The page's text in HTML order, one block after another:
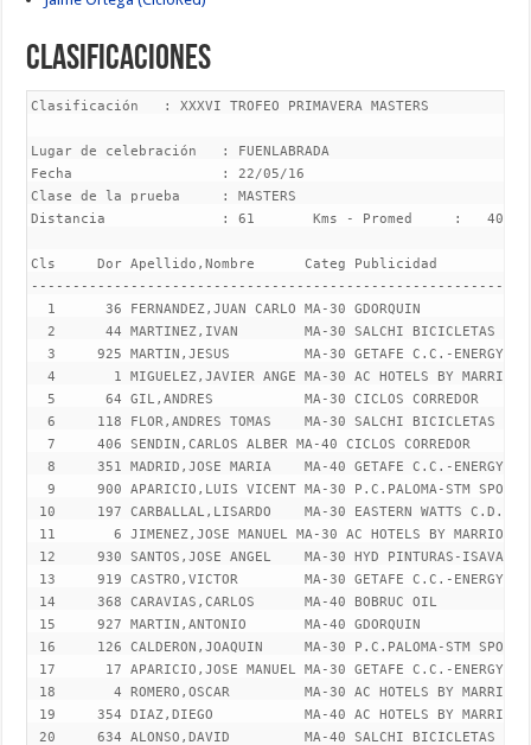
Clasificaciones
Clasificación   : XXXVI TROFEO PRIMAVERA MASTERS

Lugar de celebración   : FUENLABRADA
Fecha                  : 22/05/16
Clase de la prueba     : MASTERS
Distancia              : 61       Kms - Promed     :   40.37   Kms/h.

Cls     Dor Apellido,Nombre      Categ Publicidad                  Tiempos   Diferencia
----------------------------------------------------------------------------------------
  1      36 FERNANDEZ,JUAN CARLO MA-30 GDORQUIN                    01:30:40
  2      44 MARTINEZ,IVAN        MA-30 SALCHI BICICLETAS           01:31:00       20 seg.
  3     925 MARTIN,JESUS         MA-30 GETAFE C.C.-ENERGY BIKES    01:31:00       20 seg.
  4       1 MIGUELEZ,JAVIER ANGE MA-30 AC HOTELS BY MARRIOTT       01:31:00       20 seg.
  5      64 GIL,ANDRES           MA-30 CICLOS CORREDOR             01:31:00       20 seg.
  6     118 FLOR,ANDRES TOMAS    MA-30 SALCHI BICICLETAS           01:31:20       40 seg.
  7     406 SENDIN,CARLOS ALBER MA-40 CICLOS CORREDOR              01:31:20       40 seg.
  8     351 MADRID,JOSE MARIA    MA-40 GETAFE C.C.-ENERGY BIKES    01:31:20       40 seg.
  9     900 APARICIO,LUIS VICENT MA-30 P.C.PALOMA-STM SPORT-ULB    01:31:20       40 seg.
 10     197 CARBALLAL,LISARDO    MA-30 EASTERN WATTS C.D.E.        01:33:43     3:03 min.
 11       6 JIMENEZ,JOSE MANUEL MA-30 AC HOTELS BY MARRIOTT        01:33:43     3:03 min.
 12     930 SANTOS,JOSE ANGEL    MA-30 HYD PINTURAS-ISAVAL         01:33:43     3:03 min.
 13     919 CASTRO,VICTOR        MA-30 GETAFE C.C.-ENERGY BIKES    01:33:43     3:03 min.
 14     368 CARAVIAS,CARLOS      MA-40 BOBRUC OIL                  01:33:43     3:03 min.
 15     927 MARTIN,ANTONIO       MA-40 GDORQUIN                    01:33:43     3:03 min.
 16     126 CALDERON,JOAQUIN     MA-30 P.C.PALOMA-STM SPORT-ULB    01:33:43     3:03 min.
 17      17 APARICIO,JOSE MANUEL MA-30 GETAFE C.C.-ENERGY BIKES    01:33:43     3:03 min.
 18       4 ROMERO,OSCAR         MA-30 AC HOTELS BY MARRIOTT       01:33:43     3:03 min.
 19     354 DIAZ,DIEGO           MA-40 AC HOTELS BY MARRIOTT       01:33:43     3:03 min.
 20     634 ALONSO,DAVID         MA-40 SALCHI BICICLETAS           01:33:43     3:03 min.
 21      91 ZAMORANO,ALBERTO     MA-30 SALCHI BICICLETAS           01:33:43     3:03 min.
 22     907 PRIETO,JESUS         MA-40 GETAFE C.C.-ENERGY BIKES    01:33:43     3:03 min.
 23     140 GARCIA-ABAD,FERNANDO MA-30 CICLOS CORREDOR             01:33:43     3:03 min.
 24       9 AGUADO,JUAN          MA-30 AC HOTELS BY MARRIOTT       01:33:43     3:03 min.
 25     905 MONREAL,MARIO        MA-30 GETAFE C.C.-ENERGY BIKES    01:33:43     3:03 min.
 26     434 CERVANTES,MANUEL LUI MA-40 ESTEVE                      01:33:43     3:03 min.
 27     902 MERINO,JOSE ANTONIO MA-30 P.C.PALOMA-STM SPORT-ULB     01:33:43     3:03 min.
 28      80 PEREZ,DAVID          MA-30 CICLOS CORREDOR             01:33:43     3:03 min.
 29     353 MANRIQUE,ANGEL MANUE MA-40 AC HOTELS BY MARRIOTT       01:33:43     3:03 min.
 30      35 CAMPOS,MARIO         MA-30 GDORQUIN                    01:33:43     3:03 min.
 31     412 DEL PINO,EDUARDO     MA-40 FOROCICLISTA C.D.E.C.       01:33:43     3:03 min.
 32     512 SIMON,FRANCISCO JA   MA-40 BOADILLA C.C.               01:33:43     3:03 min.
 33     503 GARCIA,DAVID         MA-40 SALCHI BICICLETAS           01:33:43     3:03 min.
 34      18 GONZALEZ,ROBERTO     MA-30 GETAFE C.C.-ENERGY BIKES    01:33:43     3:03 min.
 35     178 NIETO,JESUS          MA-30 RIVAS C.C.                  01:33:43     3:03 min.
 36     202 TAMARAL,IVAN         MA-30 FOROCICLISTA C.D.E.C.       01:33:43     3:03 min.
 37     932 PEREZ,JAVIER         MA-30 JILTRES-DESGUACES LORENZO 01:33:43       3:03 min.
 38       7 GUTIERREZ,ALBERTO    MA-30 AC HOTELS BY MARRIOTT       01:33:43     3:03 min.
 39     425 MATEOS,STEPHANE      MA-40 CICLOS CORREDOR             01:33:43     3:03 min.
 40     906 FLORES,Alberto       MA-30 LICENCIA 1 DIA              01:33:43     3:03 min.
 41      10 CASADO,ALBERTO       MA-30 AC HOTELS BY MARRIOTT       01:33:43     3:03 min.
 42     393 BLAZQUEZ,CARLOS      MA-40 CICLOS CORREDOR             01:33:43     3:03 min.
 43     433 CERVANTES,FRANCISCO MA-40 ESTEVE                       01:33:43     3:03 min.
 44     426 PASTOR,JOSE AUGUSTO MA-40 FOROMTB CLUB DEPORTIVO       01:33:43     3:03 min.
 45     424 MUÑOZ,JUAN VICENTE   MA-40 CICLOS CORREDOR             01:33:43     3:03 min.
 46      39 FERNANDEZ,FRANCISCO MA-30 BOBRUC OIL                   01:33:43     3:03 min.
 47     901 MARTINEZ,ALVARO      MA-30 CICLISTA CORREDOR C.D.E.    01:33:43     3:03 min.
 48     499 DE LA FUENT,MIGUEL A MA-40 P.C.PALOMA-STM SPORT-ULB    01:33:43     3:03 min.
 49     437 GONZALEZ,MIGUEL BASI MA-40 ESTEVE                      01:33:43     3:03 min.
 50     926 VELASCO,EDUARDO      MA-30 53 X 13 C.D.C.C.            01:33:43     3:03 min.
 51      40 MORAL,MARCOS         MA-30 BOBRUC OIL                  01:34:06     3:26 min.
 52     128 MARTINEZ,JORGE       MA-30 P.C.PALOMA-STM SPORT-ULB    01:34:46     4:06 min.
 53     438 GARCIA,JUAN JOSE     MA-40 ESTEVE                      01:35:00     4:20 min.
 54     356 GASCON,DAMIAN        MA-40 GETAFE C.C.-ENERGY BIKES    01:35:00     4:20 min.
 55     359 MARTIN-CORD,RUBEN    MA-40 GETAFE C.C.-ENERGY BIKES    01:35:00     4:20 min.
 56     367 RODRIGUEZ,JOAQUIN    MA-40 BOBRUC OIL                  01:35:00     4:20 min.
 57     929 POVEDA,ALFREDO       MA-30 SALCHI BICICLETAS           01:35:17     4:37 min.
 58     519 CALVO,JORGE          MA-40 EASTERN WATTS C.D.E.        01:35:44     5:04 min.
 59     585 GONZALEZ,ENRIQUE     MA-50 EASTERN WATTS C.D.E.        02:31:00 1:00:20 hor.
 60     578 GARCIA,JUAN CARLOS   MA-50 CICLOS CORREDOR             02:31:00 1:00:20 hor.
 61     592 SANCHEZ,PABLO        MA-50 CICLOS CORREDOR             02:32:30 1:01:50 hor.
 62     551 HARO,FRANCISCO       MA-50 AC HOTELS BY MARRIOTT       02:32:30 1:01:50 hor.
 63     670 BAENA,MIGUEL         MA-50 PUEBLO NUEVO G.D.C.         02:32:30 1:01:50 hor.
 64     558 PASCUAL,IGNACIO      MA-50 SALCHI BICICLETAS           02:32:30 1:01:50 hor.
 65     619 SAEZ,JESUS           MA-60 P.C.PALOMA-STM SPORT-ULB    02:33:43 1:03:03 hor.
 66     615 YBARRA,DOMINGO       MA-60 CICLOS CORREDOR             02:33:43 1:03:03 hor.
 67     591 CURTO,ANTONIO        MA-50 BOBRUC OIL                  02:34:01 1:03:21 hor.
 68     618   RUIZ,FRANCISCO        MA-60   P.C.PALOMA-STM SPORT-ULB   02:36:19   1:05:39   hor.
 69     601   MARTINEZ,JULIO        MA-60   SALCHI BICICLETAS          02:37:27   1:06:47   hor.
 70     606   GONZALEZ,JOSE MARIA   MA-50   EDUARDO CHOZAS P.C.        02:39:10   1:08:30   hor.
 71     616   BLAZQUEZ,CARLOS       MA-60   RAVI C.C.                  02:39:10   1:08:30   hor.
 72     584   GARCIA,MIGUEL ANGEL   MA-50   ALG FISIO                  02:39:10   1:08:30   hor.

Corredores clasificados : 72

Clasificación de : MASTERS-30
-----------------------------------------------------------------------------------------
  1      36 FERNANDEZ,JUAN CARLO MA-30 GDORQUIN                   01:30:40
  2      44 MARTINEZ,IVAN        MA-30 SALCHI BICICLETAS          01:31:00       20 seg.
  3     925 MARTIN,JESUS         MA-30 GETAFE C.C.-ENERGY BIKES 01:31:00         20 seg.
  4       1 MIGUELEZ,JAVIER ANGE MA-30 AC HOTELS BY MARRIOTT      01:31:00       20 seg.
  5      64 GIL,ANDRES           MA-30 CICLOS CORREDOR            01:31:00       20 seg.
  6     118 FLOR,ANDRES TOMAS    MA-30 SALCHI BICICLETAS          01:31:20       40 seg.
  7     900 APARICIO,LUIS VICENT MA-30 P.C.PALOMA-STM SPORT-ULB 01:31:20         40 seg.
  8     197 CARBALLAL,LISARDO    MA-30 EASTERN WATTS C.D.E.       01:33:43     3:03 min.
  9       6 JIMENEZ,JOSE MANUEL MA-30 AC HOTELS BY MARRIOTT       01:33:43     3:03 min.
 10     930 SANTOS,JOSE ANGEL    MA-30 HYD PINTURAS-ISAVAL        01:33:43     3:03 min.
 11     919 CASTRO,VICTOR        MA-30 GETAFE C.C.-ENERGY BIKES 01:33:43       3:03 min.
 12     126 CALDERON,JOAQUIN     MA-30 P.C.PALOMA-STM SPORT-ULB 01:33:43       3:03 min.
 13      17 APARICIO,JOSE MANUEL MA-30 GETAFE C.C.-ENERGY BIKES 01:33:43       3:03 min.
 14       4 ROMERO,OSCAR         MA-30 AC HOTELS BY MARRIOTT      01:33:43     3:03 min.
 15      91 ZAMORANO,ALBERTO     MA-30 SALCHI BICICLETAS          01:33:43     3:03 min.
 16     140 GARCIA-ABAD,FERNANDO MA-30 CICLOS CORREDOR            01:33:43     3:03 min.
 17       9 AGUADO,JUAN          MA-30 AC HOTELS BY MARRIOTT      01:33:43     3:03 min.
 18     905 MONREAL,MARIO        MA-30 GETAFE C.C.-ENERGY BIKES 01:33:43       3:03 min.
 19     902 MERINO,JOSE ANTONIO MA-30 P.C.PALOMA-STM SPORT-ULB 01:33:43        3:03 min.
 20      80 PEREZ,DAVID          MA-30 CICLOS CORREDOR            01:33:43     3:03 min.
 21      35 CAMPOS,MARIO         MA-30 GDORQUIN                   01:33:43     3:03 min.
 22      18 GONZALEZ,ROBERTO     MA-30 GETAFE C.C.-ENERGY BIKES 01:33:43       3:03 min.
 23     178 NIETO,JESUS          MA-30 RIVAS C.C.                 01:33:43     3:03 min.
 24     202 TAMARAL,IVAN         MA-30 FOROCICLISTA C.D.E.C.      01:33:43     3:03 min.
 25     932 PEREZ,JAVIER         MA-30 JILTRES-DESGUACES LORENZO 01:33:43      3:03 min.
 26       7 GUTIERREZ,ALBERTO    MA-30 AC HOTELS BY MARRIOTT      01:33:43     3:03 min.
 27     906 FLORES,Alberto       MA-30 LICENCIA 1 DIA             01:33:43     3:03 min.
 28      10 CASADO,ALBERTO       MA-30 AC HOTELS BY MARRIOTT      01:33:43     3:03 min.
 29      39 FERNANDEZ,FRANCISCO MA-30 BOBRUC OIL                  01:33:43     3:03 min.
 30     901 MARTINEZ,ALVARO      MA-30 CICLISTA CORREDOR C.D.E. 01:33:43       3:03 min.
 31     926 VELASCO,EDUARDO      MA-30 53 X 13 C.D.C.C.           01:33:43     3:03 min.
 32      40 MORAL,MARCOS         MA-30 BOBRUC OIL                 01:34:06     3:26 min.
 33     128 MARTINEZ,JORGE       MA-30 P.C.PALOMA-STM SPORT-ULB 01:34:46       4:06 min.
 34     929 POVEDA,ALFREDO